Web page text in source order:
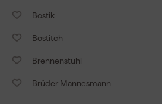
Bostik
Bostitch
Brennenstuhl
Brüder Mannesmann